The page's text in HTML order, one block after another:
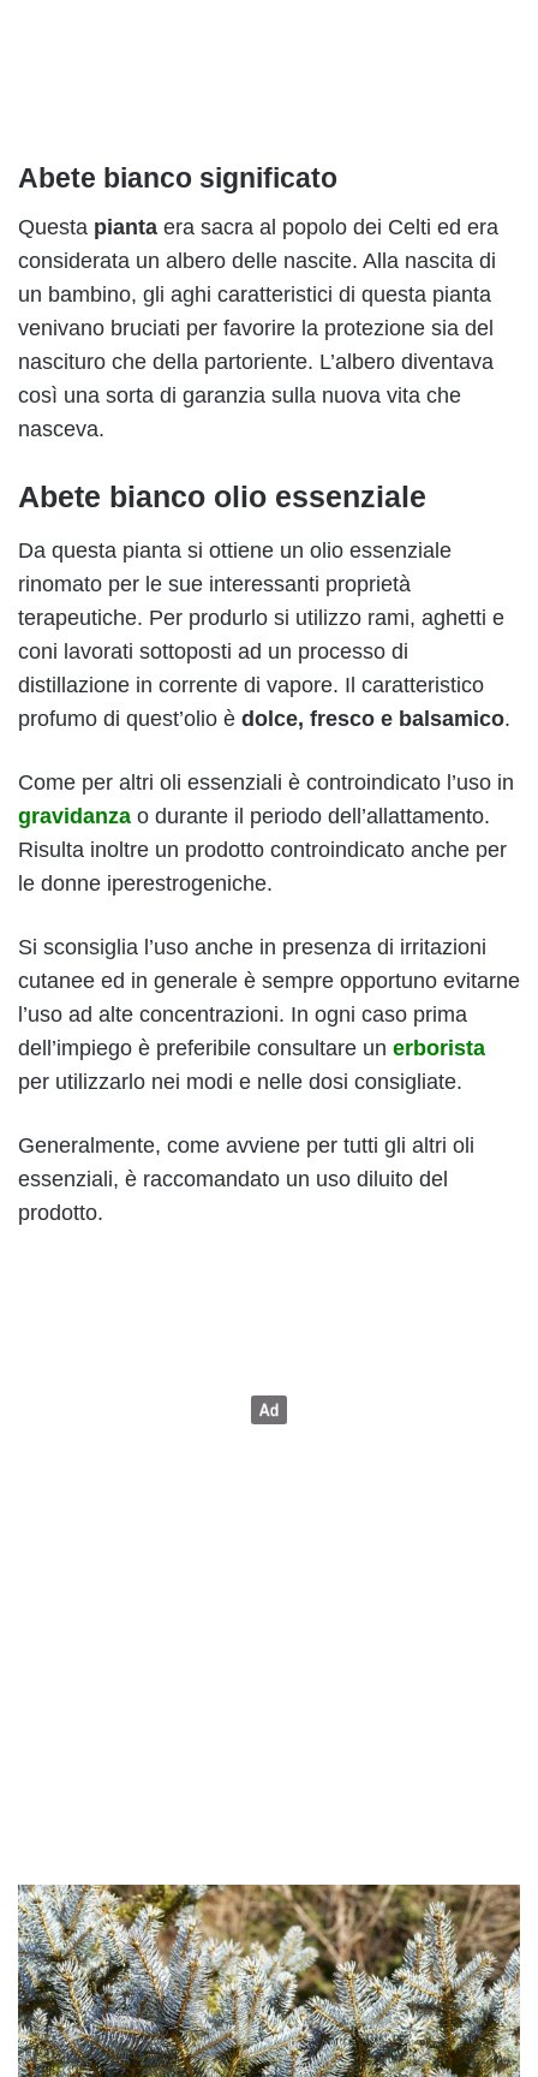
Abete bianco significato
Questa pianta era sacra al popolo dei Celti ed era
considerata un albero delle nascite. Alla nascita di
un bambino, gli aghi caratteristici di questa pianta
venivano bruciati per favorire la protezione sia del
nascituro che della partoriente. L’albero diventava
così una sorta di garanzia sulla nuova vita che
nasceva.
Abete bianco olio essenziale
Da questa pianta si ottiene un olio essenziale
rinomato per le sue interessanti proprietà
terapeutiche. Per produrlo si utilizzo rami, aghetti e
coni lavorati sottoposti ad un processo di
distillazione in corrente di vapore. Il caratteristico
profumo di quest’olio è dolce, fresco e balsamico.
Come per altri oli essenziali è controindicato l’uso in
gravidanza o durante il periodo dell’allattamento.
Risulta inoltre un prodotto controindicato anche per
le donne iperestrogeniche.
Si sconsiglia l’uso anche in presenza di irritazioni
cutanee ed in generale è sempre opportuno evitarne
l’uso ad alte concentrazioni. In ogni caso prima
dell’impiego è preferibile consultare un erborista
per utilizzarlo nei modi e nelle dosi consigliate.
Generalmente, come avviene per tutti gli altri oli
essenziali, è raccomandato un uso diluito del
prodotto.